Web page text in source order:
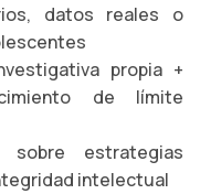
datos reales o
propia +
de límite
estrategias
intelectual